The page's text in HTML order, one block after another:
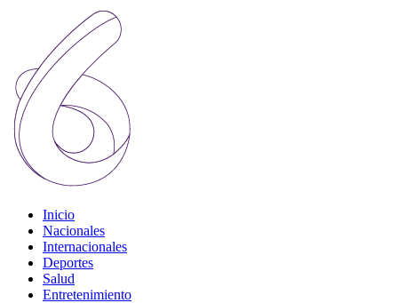
Inicio
Nacionales
Internacionales
Deportes
Salud
Entretenimiento